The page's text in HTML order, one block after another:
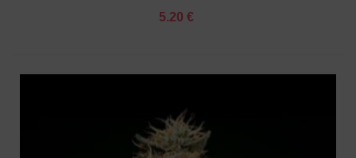
5.20 €